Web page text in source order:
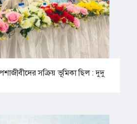
সক্রিয় ভূমিকা ছিল : দুদু